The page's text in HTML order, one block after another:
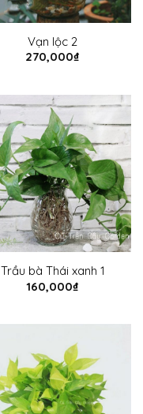
Vạn lộc 2
270,000₫
Trầu bà Thái xanh 1
160,000₫